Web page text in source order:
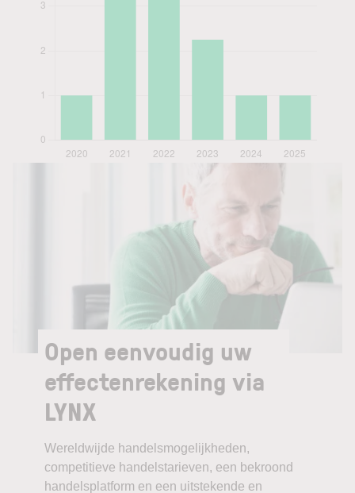
Open eenvoudig uw
effectenrekening via
LYNX
Wereldwijde handelsmogelijkheden,
competitieve handelstarieven, een bekroond
handelsplatform en een uitstekende en